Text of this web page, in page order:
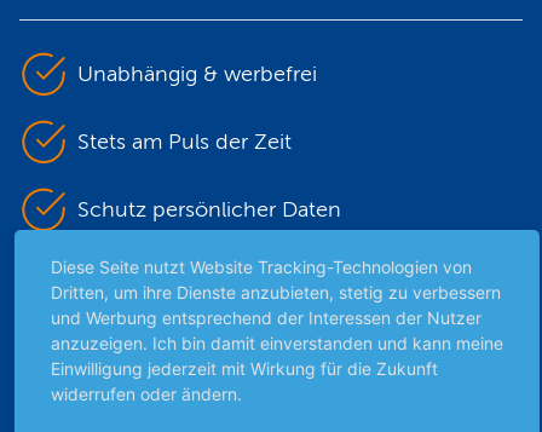
Unabhängig & werbefrei
Stets am Puls der Zeit
Schutz persönlicher Daten
Sicher mit SSL-Verschlüsselung
Highlights
Diese Seite nutzt Website Tracking-Technologien von
Dritten, um ihre Dienste anzubieten, stetig zu verbessern
und Werbung entsprechend der Interessen der Nutzer
anzuzeigen. Ich bin damit einverstanden und kann meine
Einwilligung jederzeit mit Wirkung für die Zukunft
widerrufen oder ändern.